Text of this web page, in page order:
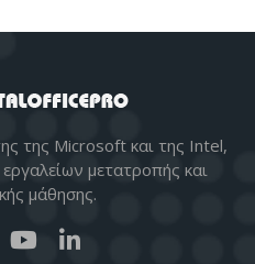
της Microsoft και της Intel,
μετατροπής και
μάθησης.